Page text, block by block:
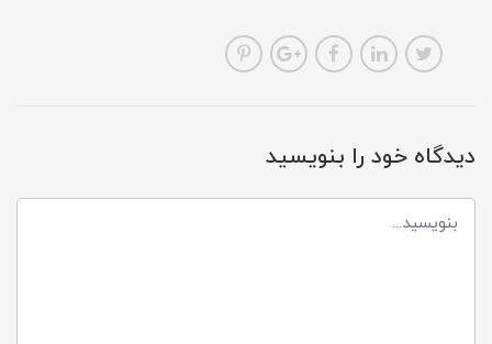
دیدگاه خود را بنویسید